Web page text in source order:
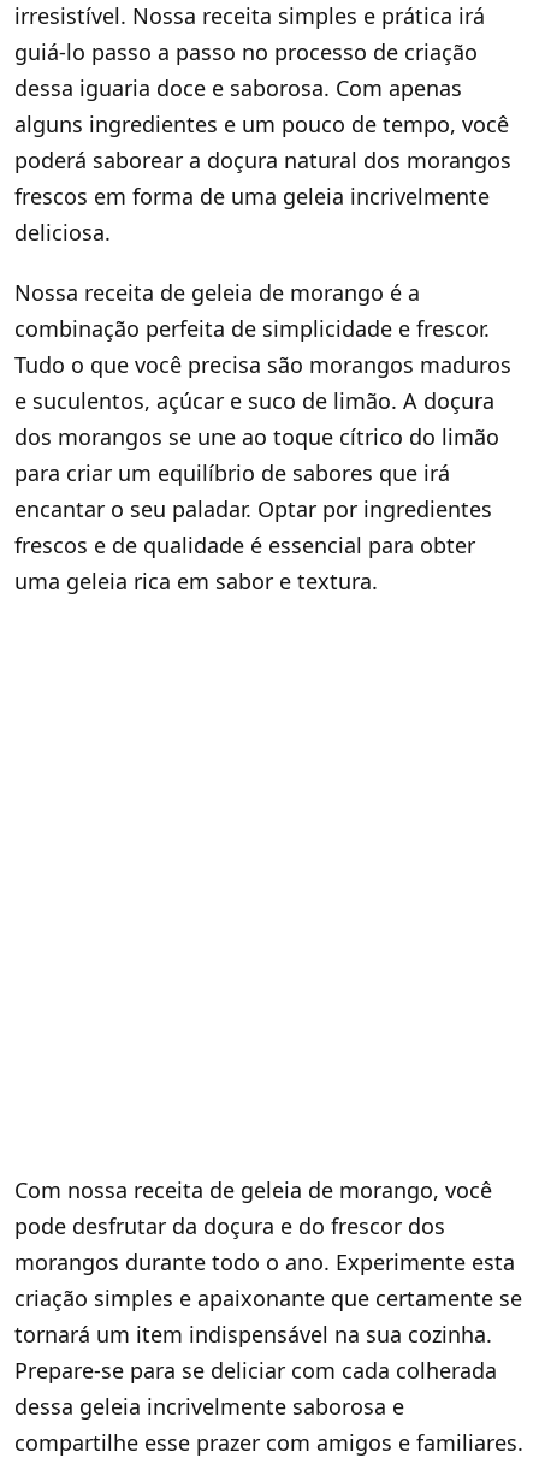
irresistível. Nossa receita simples e prática irá
guiá-lo passo a passo no processo de criação
dessa iguaria doce e saborosa. Com apenas
alguns ingredientes e um pouco de tempo, você
poderá saborear a doçura natural dos morangos
frescos em forma de uma geleia incrivelmente
deliciosa.
Nossa receita de geleia de morango é a
combinação perfeita de simplicidade e frescor.
Tudo o que você precisa são morangos maduros
e suculentos, açúcar e suco de limão. A doçura
dos morangos se une ao toque cítrico do limão
para criar um equilíbrio de sabores que irá
encantar o seu paladar. Optar por ingredientes
frescos e de qualidade é essencial para obter
uma geleia rica em sabor e textura.
Com nossa receita de geleia de morango, você
pode desfrutar da doçura e do frescor dos
morangos durante todo o ano. Experimente esta
criação simples e apaixonante que certamente se
tornará um item indispensável na sua cozinha.
Prepare-se para se deliciar com cada colherada
dessa geleia incrivelmente saborosa e
compartilhe esse prazer com amigos e familiares.